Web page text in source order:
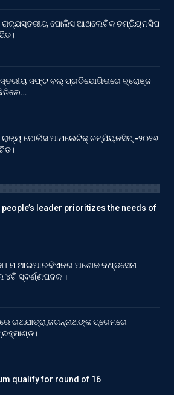
ରାଜ୍ଯସ୍ତରୀୟ ପୋଲିସ ଆଥଲେଟିକ ଚମ୍ପିୟନସିପ
ସଫ୍ଟ ବଲ୍ ପ୍ରତିଯୋଗିତାରେ ବ୍ରୋଞ୍ଜ
ରାଜ୍ୟ ପୋଲିସ ଆଥଲେଟିକ୍ ଚମ୍ପିୟନସିପ୍ -୨୦୨୬
people’s leader prioritizes the needs of
୮ମ ଆଇଆରବିଏନର ଅଶୋକ ଦଣ୍ଡସେନା
୪ଟି ସ୍ବର୍ଣ୍ଣପଦକ ।
ରଥଯାତ୍ରା,ଜଗନ୍ନାଥଙ୍କ ପ୍ରେମରେ
qualify for round of 16